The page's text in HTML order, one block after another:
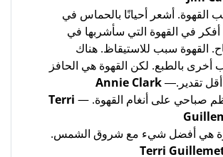
القهوة. أشعر أحيانًا بالحماس في
أفكر في القهوة التي سأشربها في
القهوة سبب للاستيقاظ. هناك
أخرى بالطبع. لكن القهوة هي الحافز
تقدير.―Annie Clark
صباحي على أنغام القهوة. — Terri
هي أفضل شيء مع شروق الشمس.
Terri